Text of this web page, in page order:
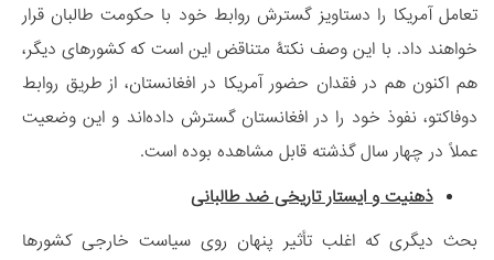
تعامل آمریکا را دستاویز گسترش روابط خود با حکومت طالبان قرار
خواهند داد. با این وصف نکتۀ متناقض این است که کشورهای دیگر،
هم اکنون هم در فقدان حضور آمریکا در افغانستان، از طریق روابط
دوفاکتو، نفوذ خود را در افغانستان گسترش داده‌اند و این وضعیت
عملاً در چهار سال گذشته قابل مشاهده بوده است.
ذهنیت و ایستار تاریخی ضد طالبانی
بحث دیگری که اغلب تأثیر پنهان روی سیاست خارجی کشورها